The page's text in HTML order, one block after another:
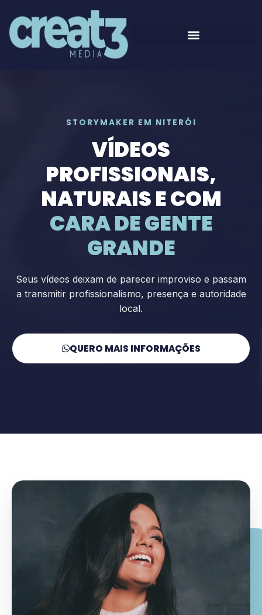
STORYMAKER EM NITERÓI
VÍDEOS
PROFISSIONAIS,
NATURAIS E COM
CARA DE GENTE
GRANDE
Seus vídeos deixam de parecer improviso e passam
a transmitir profissionalismo, presença e autoridade
local.
QUERO MAIS INFORMAÇÕES